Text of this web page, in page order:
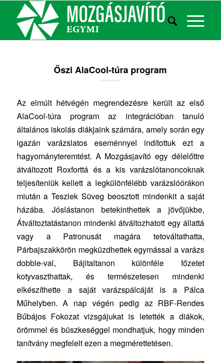
Őszi AlaCool-túra program
Az elmúlt hétvégén megrendezésre került az első
AlaCool-túra program az integrációban tanuló
általános iskolás diákjaink számára, amely során egy
igazán varázslatos eseménnyel indítottuk ezt a
hagyományteremtést. A Mozgásjavító egy délelőttre
átváltozott Roxforttá és a kis varázslótanoncoknak
teljesíteniük kellett a legkülönfélébb varázslóórákon
miután a Teszlek Süveg beosztott mindenkit a saját
házába. Jóslástanon betekinthettek a jövőjükbe,
Átváltoztatástanon mindenki átváltozhatott egy állattá
vagy a Patronusát magára tetováltathatta,
Párbajszakkörön megküzdhettek egymással a varázs
dobble-val, Bájitaltanon különféle főzetet
kotyvaszthattak, és természetesen mindenki
elkészíthette a saját varázspálcáját is a Pálca
Műhelyben. A nap végén pedig az RBF-Rendes
Bűbájos Fokozat vizsgájukat is letették a diákok,
örömmel és büszkeséggel mondhatjuk, hogy minden
tanítvány megfelelt ezen a megmérettetésen.